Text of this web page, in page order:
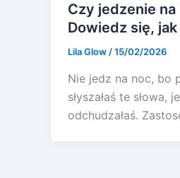
Czy jedzenie
Dowiedz się,
Lila Glow/15/02/2026
Nie jedz na noc, bo
słyszałaś te słowa,
odchudzałaś.